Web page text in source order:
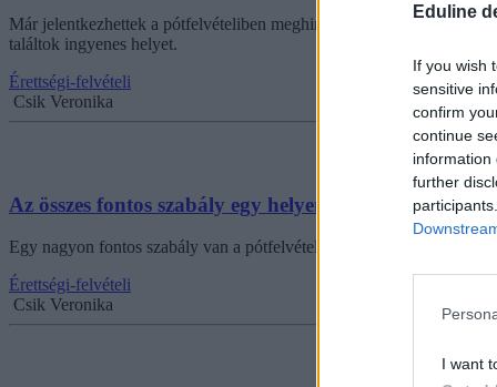
Eduline
If you wish
sensitive
confirm
continue
information
further
I want
Már jelentkezhettek a pótfelvételiben meghirdetett szakokra,
találtok ingyenes helyet.
Érettségi-felvételi
Csik Veronika
Az összes fontos szabály egy helyen: így
Egy nagyon fontos szabály van a pótfelvételiben, ami az általános
Érettségi-felvételi
Csik Veronika